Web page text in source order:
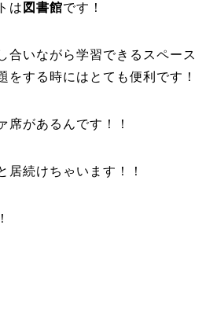
は 図書館です！
合いながら学習できるスペース
をする時にはとても便利です！
席があるんです！！
居続けちゃいます！！